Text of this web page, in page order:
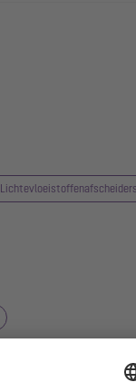
Lichtevloeistoffenafscheiders